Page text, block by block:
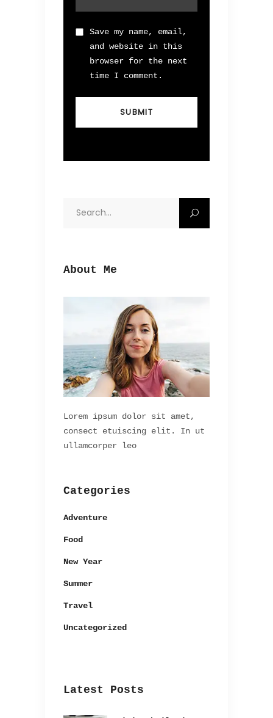
Save my name, email,
and website in this
browser for the next
time I comment.
About Me
Lorem ipsum dolor sit amet,
consect etuiscing elit. In ut
ullamcorper leo
Categories
Adventure
Food
New Year
Summer
Travel
Uncategorized
Latest Posts